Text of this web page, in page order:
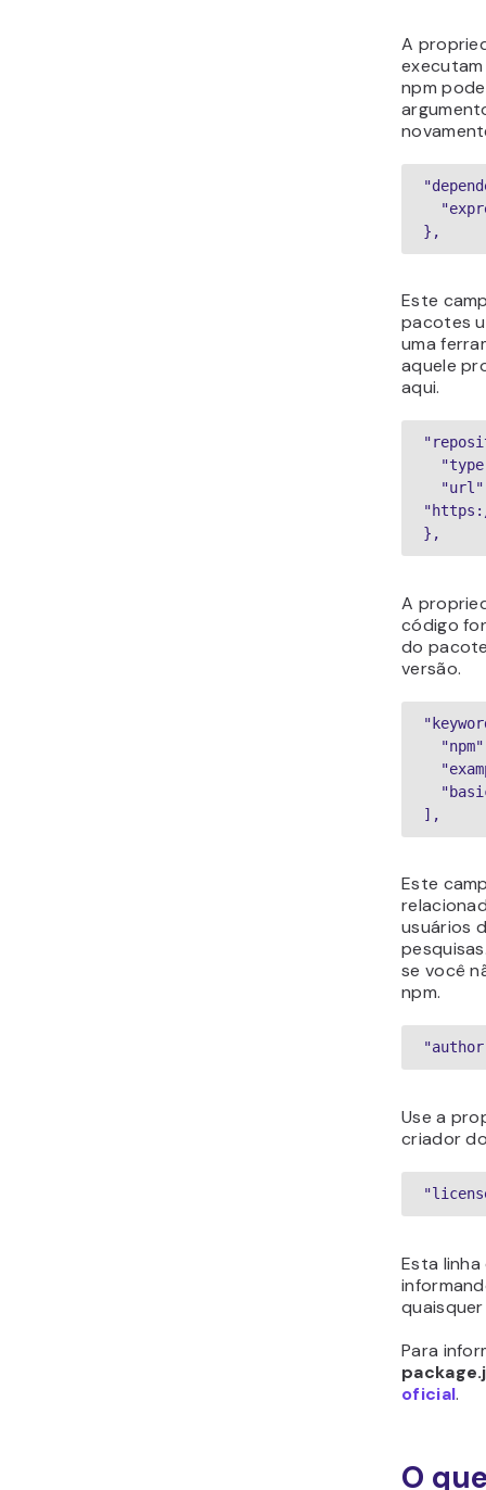
A
npm
},
Este
pacotes
uma
aquele
aqui.
},
A
código
do
versão.
],
Este
usuários
se você
npm.
Use a
criador
Esta
Para
oficial.
O